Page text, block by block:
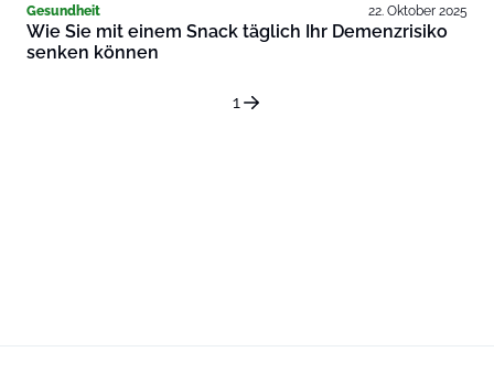
Gesundheit 22. Oktober 2025
Wie Sie mit einem Snack täglich Ihr Demenzrisiko
senken können
1